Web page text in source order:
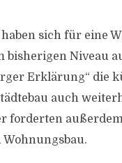
sich für eine
bisherigen Niveau
Erklärung“ die
auch
forderten